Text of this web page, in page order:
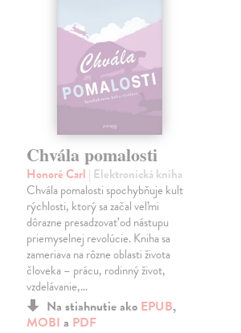
Chvála pomalosti
Honoré Carl | Elektronická kniha
Chvála pomalosti spochybňuje kult
rýchlosti, ktorý sa začal veľmi
dôrazne presadzovať od nástupu
priemyselnej revolúcie. Kniha sa
zameriava na rôzne oblasti života
človeka – prácu, rodinný život,
vzdelávanie,…
Na stiahnutie ako EPUB,
MOBI a PDF